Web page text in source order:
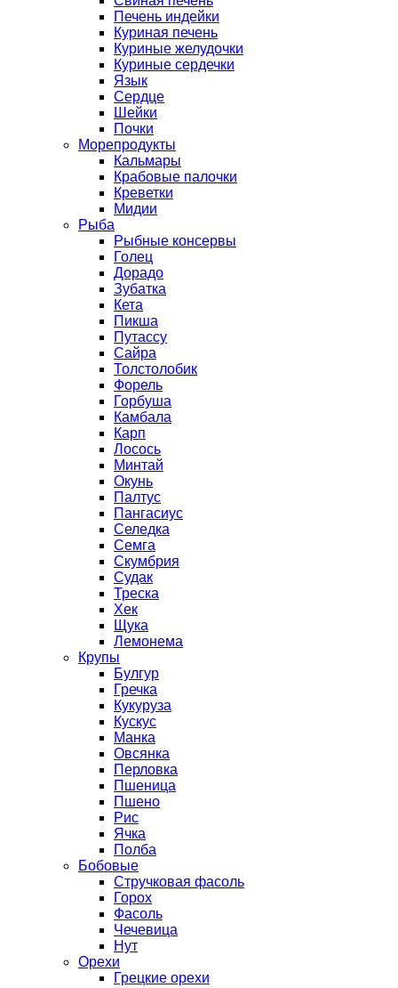
Печень индейки
Куриная печень
Куриные желудочки
Куриные сердечки
Язык
Сердце
Шейки
Почки
Морепродукты
Кальмары
Крабовые палочки
Креветки
Мидии
Рыба
Рыбные консервы
Голец
Дорадо
Зубатка
Кета
Пикша
Путассу
Сайра
Толстолобик
Форель
Горбуша
Камбала
Карп
Лосось
Минтай
Окунь
Палтус
Пангасиус
Селедка
Семга
Скумбрия
Судак
Треска
Хек
Щука
Лемонема
Крупы
Булгур
Гречка
Кукуруза
Кускус
Манка
Овсянка
Перловка
Пшеница
Пшено
Рис
Ячка
Полба
Бобовые
Стручковая фасоль
Горох
Фасоль
Чечевица
Нут
Орехи
Грецкие орехи